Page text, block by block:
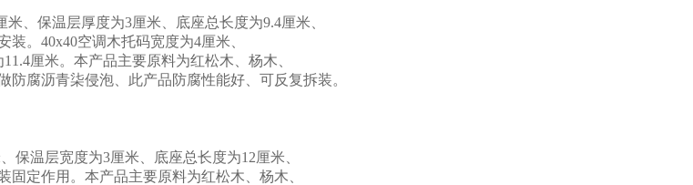
、保温层厚度为3厘米、底座总长度为9.4厘米、
。40x40空调木托码宽度为4厘米、
厘米。本产品主要原料为红松木、杨木、
腐沥青柒侵泡、此产品防腐性能好、可反复拆装。
温层宽度为3厘米、底座总长度为12厘米、
定作用。本产品主要原料为红松木、杨木、